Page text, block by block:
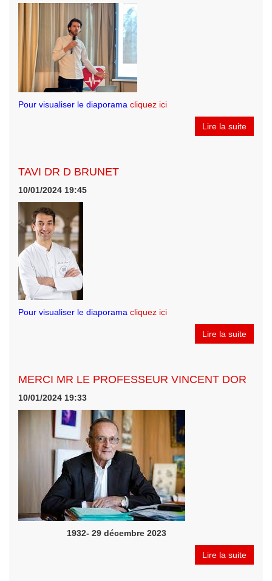
Pour visualiser le diaporama cliquez ici
Lire la suite
TAVI DR D BRUNET
10/01/2024 19:45
Pour visualiser le diaporama cliquez ici
Lire la suite
MERCI MR LE PROFESSEUR VINCENT DOR
10/01/2024 19:33
1932- 29 décembre 2023
Lire la suite